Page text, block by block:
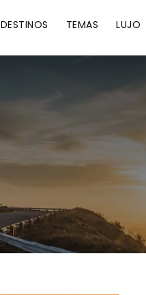
DESTINOS TEMAS LUJO